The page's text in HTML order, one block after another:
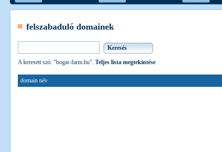
felszabaduló domainek
A keresett szó: "bogar-farm.hu". Teljes lista megtekintése
domain név